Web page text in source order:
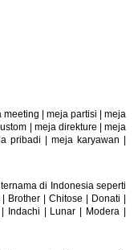
meeting | meja partisi |meja
| meja direkture |meja
pribadi |meja karyawan |
di Indonesia seperti
| Brother| Chitose | Donati |
Indachi | Lunar | Modera |